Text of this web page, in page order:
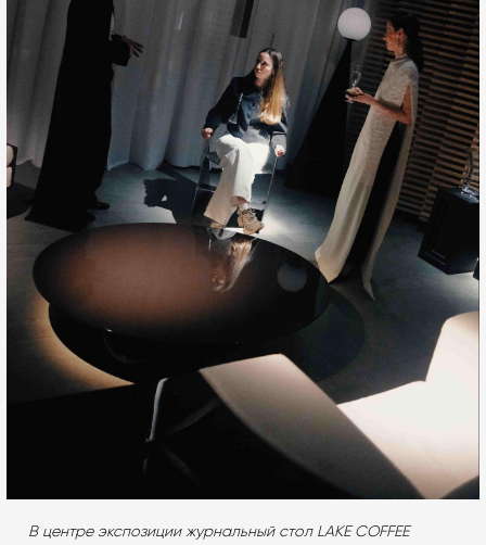
В центре экспозиции журнальный стол LAKE COFFEE